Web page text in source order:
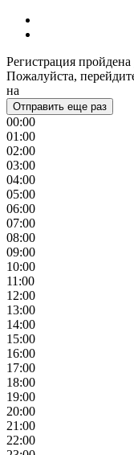
Регистрация
Пожалуйста,
на
Отправить еще раз
00:00
01:00
02:00
03:00
04:00
05:00
06:00
07:00
08:00
09:00
10:00
11:00
12:00
13:00
14:00
15:00
16:00
17:00
18:00
19:00
20:00
21:00
22:00